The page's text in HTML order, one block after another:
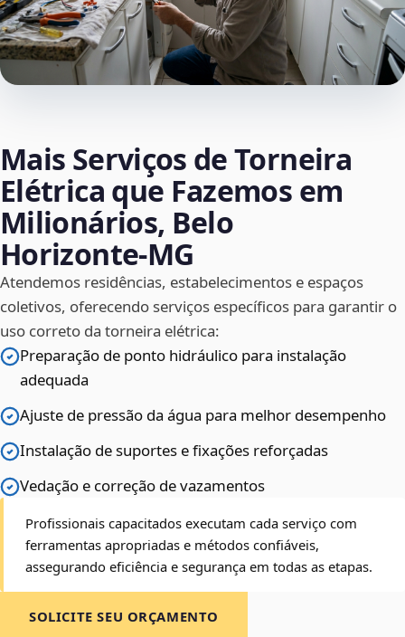
Mais Serviços de Torneira
Elétrica que Fazemos em
Milionários, Belo
Horizonte‑MG
Atendemos residências, estabelecimentos e espaços
coletivos, oferecendo serviços específicos para garantir o
uso correto da torneira elétrica:
Preparação de ponto hidráulico para instalação
adequada
Ajuste de pressão da água para melhor desempenho
Instalação de suportes e fixações reforçadas
Vedação e correção de vazamentos
Profissionais capacitados executam cada serviço com
ferramentas apropriadas e métodos confiáveis,
assegurando eficiência e segurança em todas as etapas.
SOLICITE SEU ORÇAMENTO